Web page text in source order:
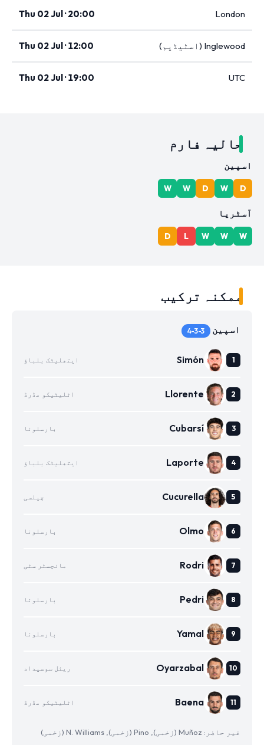
London
Thu 02 Jul · 20:00
Inglewood (اسٹیڈیم) Thu 02 Jul · 12:00
UTC
Thu 02 Jul · 19:00
حالیہ فارم
اسپین
D
W
D
W
W
آسٹریا
W
W
W
L
D
ممکنہ ترکیب
اسپین 4-3-3
Simón ایتھلیٹک بلباؤ
Llorente اٹلیٹیکو مڈرڈ
Cubarsí بارسلونا
Laporte ایتھلیٹک بلباؤ
Cucurella چیلسی
Olmo بارسلونا
Rodri مانچسٹر سٹی
Pedri بارسلونا
Yamal بارسلونا
Oyarzabal ریئل سوسیداد
Baena اٹلیٹیکو مڈرڈ
غیر حاضر: Muñoz (زخمی), Pino (زخمی), N. Williams (زخمی)